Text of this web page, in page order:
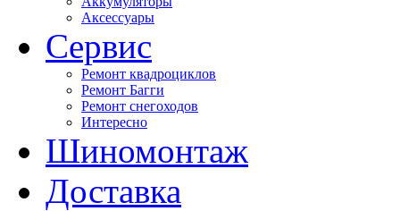
Аксессуары
Сервис
Ремонт квадроциклов
Ремонт Багги
Ремонт снегоходов
Интересно
Шиномонтаж
Доставка